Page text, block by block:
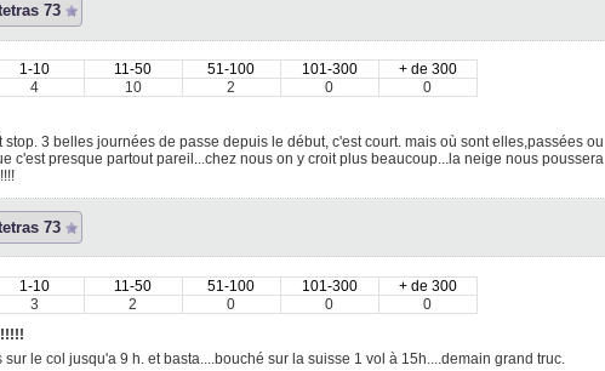
73
1-10 11-50 51-100 101-300
+ de 300
4
10 2 0
0
3 belles journées de passe depuis le début, c'est court. mais où sont elles,passées ou
c'est presque partout pareil...chez nous on y croit plus beaucoup...la neige nous poussera
73
1-10 11-50 51-100 101-300
+ de 300
3
2 0 0
0
le col jusqu'a 9 h. et basta....bouché sur la suisse 1 vol à 15h....demain grand truc.